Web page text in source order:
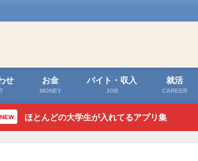
せ お金
MONEY
バイト・収入
JOB
就活
CAREER
NEW ほとんどの大学生が入れてるアプリ集